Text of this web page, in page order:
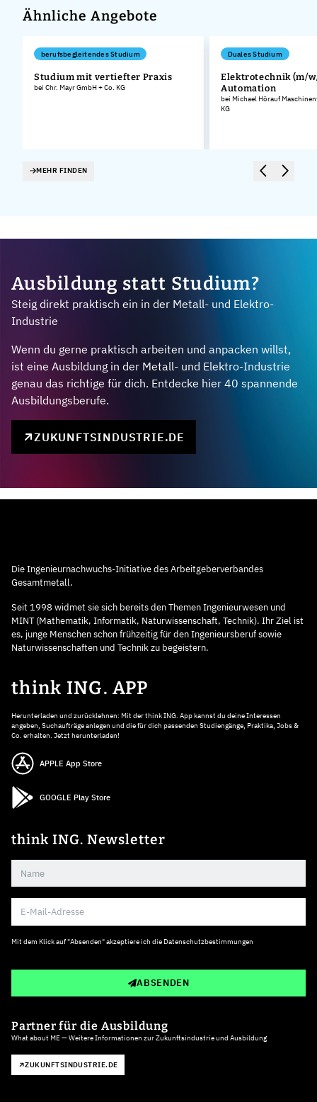
Ähnliche Angebote
berufsbegleitendes Studium
Studium mit vertiefter Praxis
bei Chr. Mayr GmbH + Co. KG
Duales Studium
Elektrotechnik (m/
Automation
bei Michael Hörauf
KG
MEHR FINDEN
Ausbildung statt Studium?
Steig direkt praktisch ein in der Metall- und Elektro-
Industrie
Wenn du gerne praktisch arbeiten und anpacken willst,
ist eine Ausbildung in der Metall- und Elektro-Industrie
genau das richtige für dich. Entdecke hier 40 spannende
Ausbildungsberufe.
ZUKUNFTSINDUSTRIE.DE
Die Ingenieurnachwuchs-Initiative des Arbeitgeberverbandes
Gesamtmetall.
Seit 1998 widmet sie sich bereits den Themen Ingenieurwesen und
MINT (Mathematik, Informatik, Naturwissenschaft, Technik). Ihr Ziel ist
es, junge Menschen schon frühzeitig für den Ingenieursberuf sowie
Naturwissenschaften und Technik zu begeistern.
think ING. APP
Herunterladen und zurücklehnen: Mit der think ING. App kannst du deine Interessen
angeben, Suchaufträge anlegen und die für dich passenden Studiengänge, Praktika, Jobs &
Co. erhalten. Jetzt herunterladen!
APPLE App Store
GOOGLE Play Store
think ING. Newsletter
Mit dem Klick auf "Absenden" akzeptiere ich die Datenschutzbestimmungen
ABSENDEN
Partner für die Ausbildung
What about ME — Weitere Informationen zur Zukunftsindustrie und Ausbildung
ZUKUNFTSINDUSTRIE.DE